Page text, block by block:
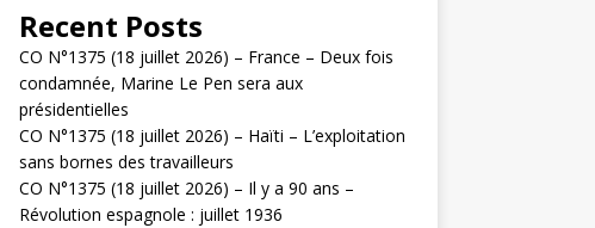
Recent Posts
CO N°1375 (18 juillet 2026) – France – Deux fois
condamnée, Marine Le Pen sera aux
présidentielles
CO N°1375 (18 juillet 2026) – Haïti – L’exploitation
sans bornes des travailleurs
CO N°1375 (18 juillet 2026) – Il y a 90 ans –
Révolution espagnole : juillet 1936